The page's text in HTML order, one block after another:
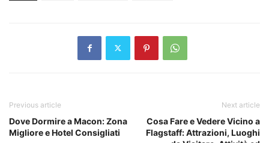
Previous article
Dove Dormire a Macon: Zona
Migliore e Hotel Consigliati
Next article
Cosa Fare e Vedere Vicino a
Flagstaff: Attrazioni, Luoghi